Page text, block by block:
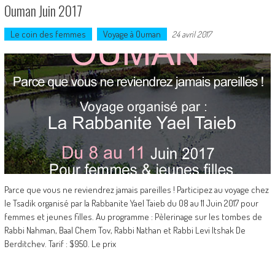
Ouman Juin 2017
Le coin des femmes Voyage à Ouman 24 avril 2017
Parce que vous ne reviendrez jamais pareilles ! Participez au voyage chez
le Tsadik organisé par la Rabbanite Yael Taieb du 08 au 11 Juin 2017 pour
femmes et jeunes filles. Au programme : Pèlerinage sur les tombes de
Rabbi Nahman, Baal Chem Tov, Rabbi Nathan et Rabbi Levi Itshak De
Berditchev. Tarif : $950. Le prix